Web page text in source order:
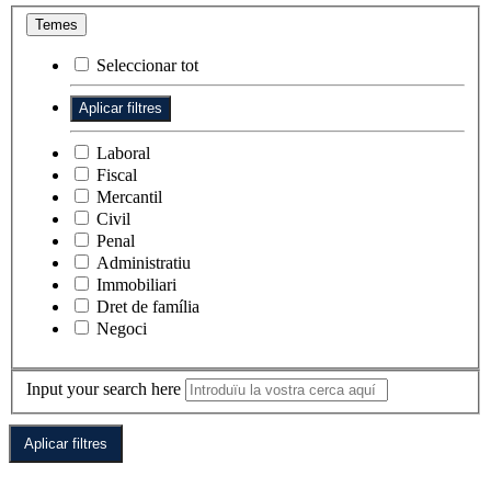
Temes
Seleccionar tot
Laboral
Fiscal
Mercantil
Civil
Penal
Administratiu
Immobiliari
Dret de família
Negoci
Input your search here